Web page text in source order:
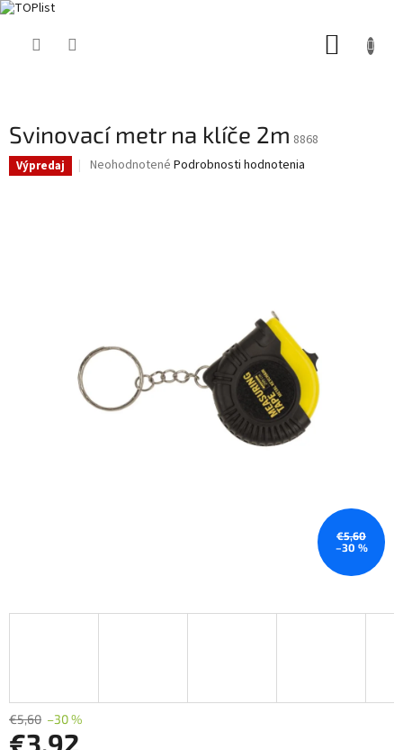
Svinovací metr na klíče 2m 8868
Výpredaj
Priemerné
Neohodnotené Podrobnosti hodnotenia
€5,60
–30 %
€5,60 –30 %
€3,92